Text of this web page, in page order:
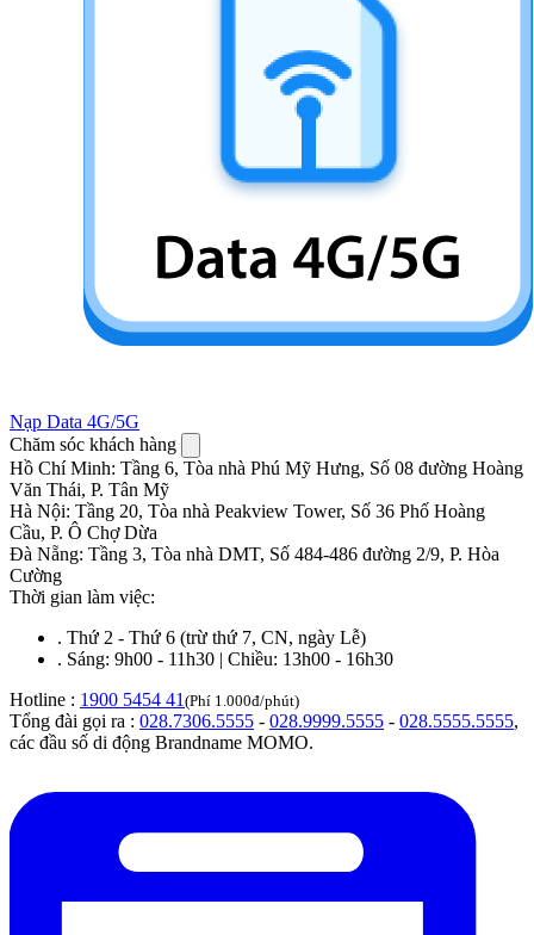
Nạp Data 4G/5G
Chăm sóc khách hàng
Hồ Chí Minh: Tầng 6, Tòa nhà Phú Mỹ Hưng, Số 08 đường Hoàng
Văn Thái, P. Tân Mỹ
Hà Nội: Tầng 20, Tòa nhà Peakview Tower, Số 36 Phố Hoàng
Cầu, P. Ô Chợ Dừa
Đà Nẵng: Tầng 3, Tòa nhà DMT, Số 484-486 đường 2/9, P. Hòa
Cường
Thời gian làm việc:
. Thứ 2 - Thứ 6 (trừ thứ 7, CN, ngày Lễ)
. Sáng: 9h00 - 11h30 | Chiều: 13h00 - 16h30
Hotline : 1900 5454 41 (Phí 1.000đ/phút)
Tổng đài gọi ra : 028.7306.5555 - 028.9999.5555 - 028.5555.5555,
các đầu số di động Brandname MOMO.